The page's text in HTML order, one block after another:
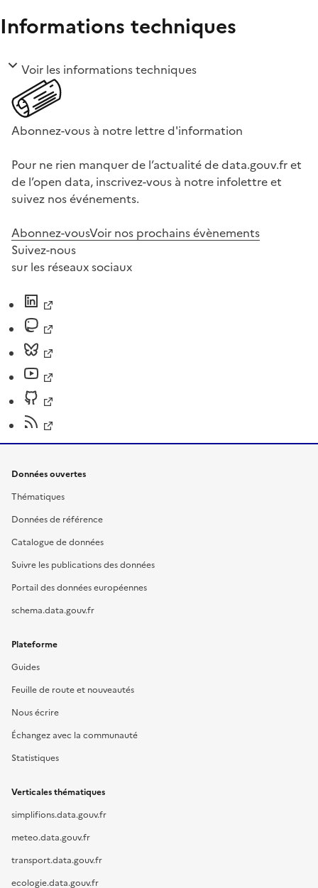
Informations techniques
Voir les informations techniques
Abonnez-vous à notre lettre d'information
Pour ne rien manquer de l’actualité de data.gouv.fr et
de l’open data, inscrivez-vous à notre infolettre et
suivez nos événements.
Abonnez-vousVoir nos prochains évènements
Suivez-nous
sur les réseaux sociaux
Données ouvertes
Thématiques
Données de référence
Catalogue de données
Suivre les publications des données
Portail des données européennes
schema.data.gouv.fr
Plateforme
Guides
Feuille de route et nouveautés
Nous écrire
Échangez avec la communauté
Statistiques
Verticales thématiques
simplifions.data.gouv.fr
meteo.data.gouv.fr
transport.data.gouv.fr
ecologie.data.gouv.fr